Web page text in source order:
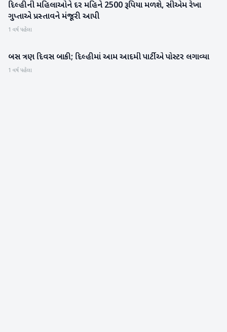
રાષ્ટ્રીય
દિલ્હીની મહિલાઓને દર મહિને 2500 રૂપિયા મળશે, સીએમ રેખા
ગુપ્તાએ પ્રસ્તાવને મંજૂરી આપી
1 વર્ષ પહેલા
રાજકારણ
બસ ત્રણ દિવસ બાકી; દિલ્હીમાં આમ આદમી પાર્ટીએ પોસ્ટર લગાવ્યા
1 વર્ષ પહેલા